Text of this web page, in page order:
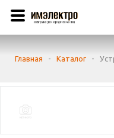
Главная - Каталог -